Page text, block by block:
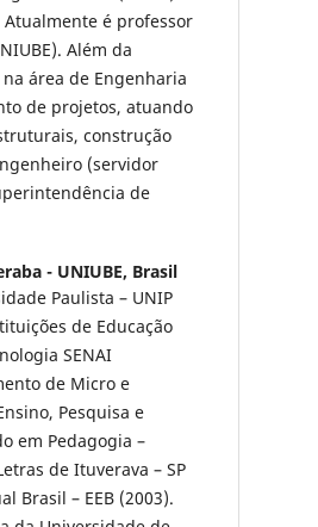
é professor
Além da
área de Engenharia
de projetos, atuando
construção
(servidor
de
- UNIUBE, Brasil
Paulista – UNIP
de Educação
SENAI
de Micro e
Pesquisa e
em Pedagogia –
de Ituverava – SP
Brasil – EEB (2003).